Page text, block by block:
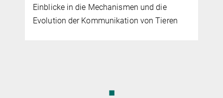
Einblicke in die Mechanismen und die
Evolution der Kommunikation von Tieren
◼